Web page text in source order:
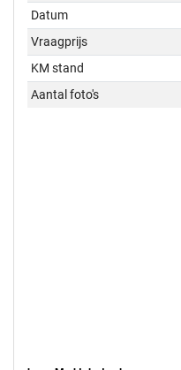
Datum
Vraagprijs
KM stand
Aantal foto's